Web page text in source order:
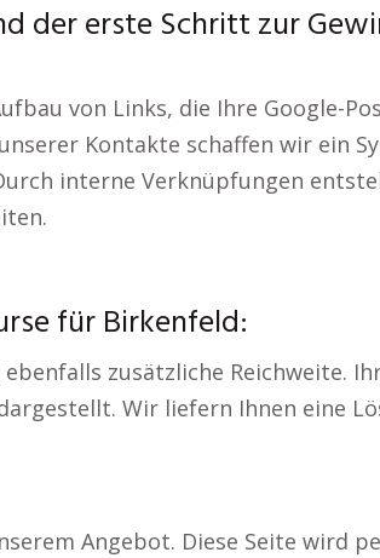
der erste Schritt zur
von Links, die Ihre Google-
Kontakte schaffen wir ein
interne Verknüpfungen
für Birkenfeld:
zusätzliche Reichweite.
Wir liefern Ihnen eine
Angebot. Diese Seite wird